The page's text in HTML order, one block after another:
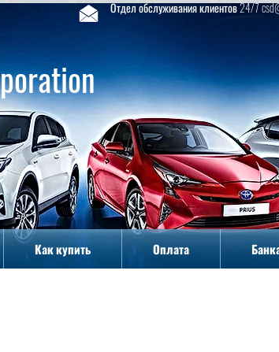
Как купить Оплата
Отдел обслуживания клиентов 24/7
Как купить Оплата